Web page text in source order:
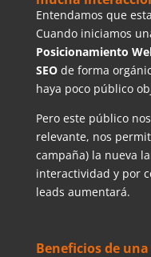
Entendamos que
Cuando iniciamos
Posicionamiento
SEO de forma
haya poco público
Pero este público
relevante, nos
campaña) la nueva
interactividad y por
leads aumentará.
Beneficios de